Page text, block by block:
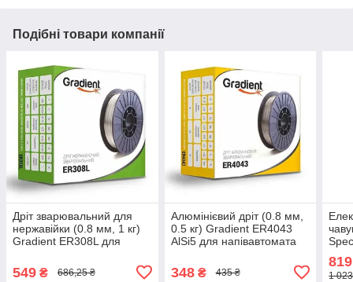
Подібні товари компанії
Дріт зварювальний для
нержавійки (0.8 мм, 1 кг)
Gradient ER308L для
549 ₴ 686,25 ₴
Алюмінієвий дріт (0.8 мм,
0.5 кг) Gradient ER4043
AlSi5 для напівавтомата
348₴ 435 ₴
819
1